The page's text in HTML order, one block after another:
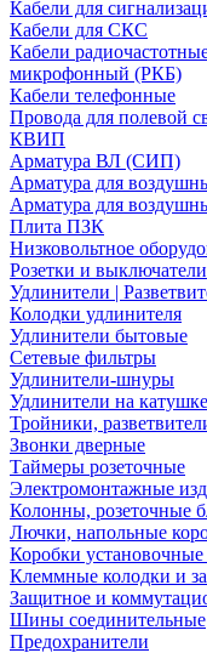
Кабели для
Кабели для СКС
Кабели
микрофонный (РКБ)
Кабели телефонные
Провода для полевой
КВИП
Арматура ВЛ (СИП)
Арматура для
Арматура для
Плита ПЗК
Низковольтное
Розетки и выключатели
Удлинители |
Колодки удлинителя
Удлинители бытовые
Сетевые фильтры
Удлинители-шнуры
Удлинители на катушке
Тройники,
Звонки дверные
Таймеры розеточные
Электромонтажные
Колонны, розеточные
Лючки, напольные
Коробки
Клеммные колодки и
Защитное и
Шины соединительные
Предохранители